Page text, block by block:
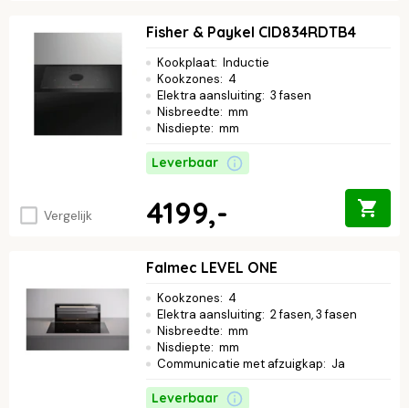
Vergelijk
Fisher & Paykel CID834RDTB4
Kookplaat: Inductie
Kookzones: 4
Elektra aansluiting: 3 fasen
Nisbreedte: mm
Nisdiepte: mm
Leverbaar
4199,-
Falmec LEVEL ONE
Kookzones: 4
Elektra aansluiting: 2 fasen, 3 fasen
Nisbreedte: mm
Nisdiepte: mm
Communicatie met afzuigkap: Ja
Leverbaar